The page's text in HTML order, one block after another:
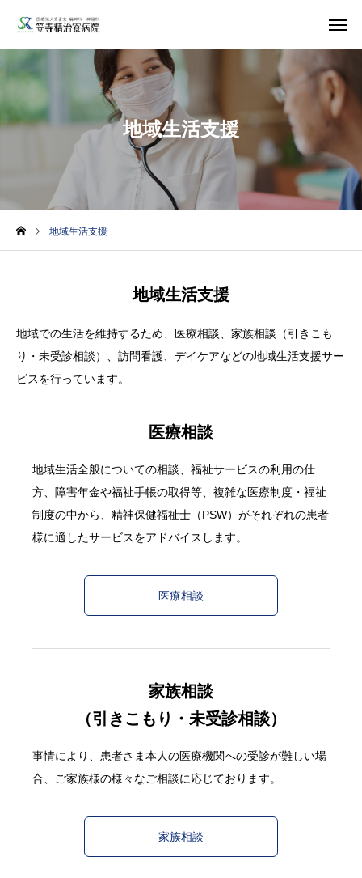
地域生活支援
地域生活支援
地域生活支援
地域での生活を維持するため、医療相談、家族相談（引きこも
り・未受診相談）、訪問看護、デイケアなどの地域生活支援サー
ビスを行っています。
医療相談
地域生活全般についての相談、福祉サービスの利用の仕
方、障害年金や福祉手帳の取得等、複雑な医療制度・福祉
制度の中から、精神保健福祉士（PSW）がそれぞれの患者
様に適したサービスをアドバイスします。
医療相談
家族相談
（引きこもり・未受診相談）
事情により、患者さま本人の医療機関への受診が難しい場
合、ご家族様の様々なご相談に応じております。
家族相談
アクセス デイケア 予定表
精治寮 病院
ご案内
医療・支援関係者の方へ